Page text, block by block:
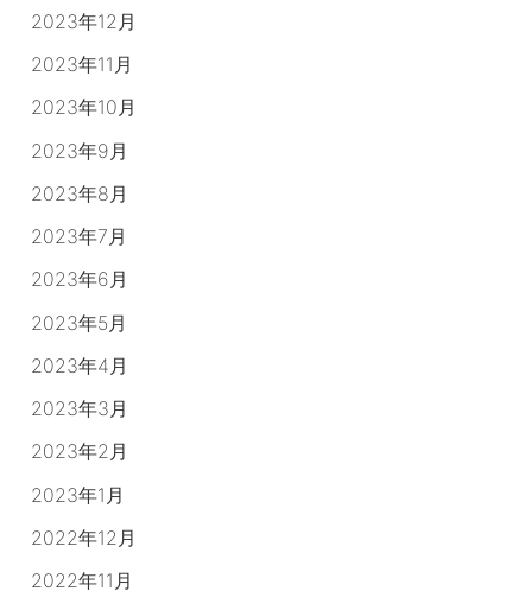
2023年12月
2023年11月
2023年10月
2023年9月
2023年8月
2023年7月
2023年6月
2023年5月
2023年4月
2023年3月
2023年2月
2023年1月
2022年12月
2022年11月